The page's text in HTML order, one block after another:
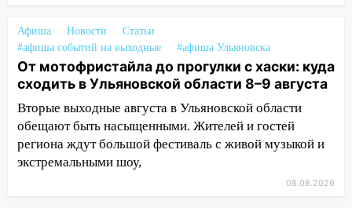
сорванные крыши, поваленные деревья,
затопленные улицы и остановившиеся
трамваи
12:17 Ульяновск накрыл крупный град:
после ливня город снова уходит под
воду
12:12
Прокуратура взяла на контроль
ДТП с шестилетним ребёнком на улице
Афиша Новости
Статьи
#афиша событий на выходные
#афиша Ульяновска
От мотофристайла до прогулки с хаски: куда
сходить в Ульяновской области 8–9 августа
Вторые выходные августа в Ульяновской области
обещают быть насыщенными. Жителей и гостей
региона ждут большой фестиваль с живой музыкой и
экстремальными шоу,
08.08.2026